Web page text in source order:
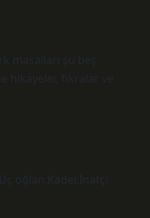
masalları şu beş
hikayeler, fıkralar ve
oğlan.Kader.İnatçı